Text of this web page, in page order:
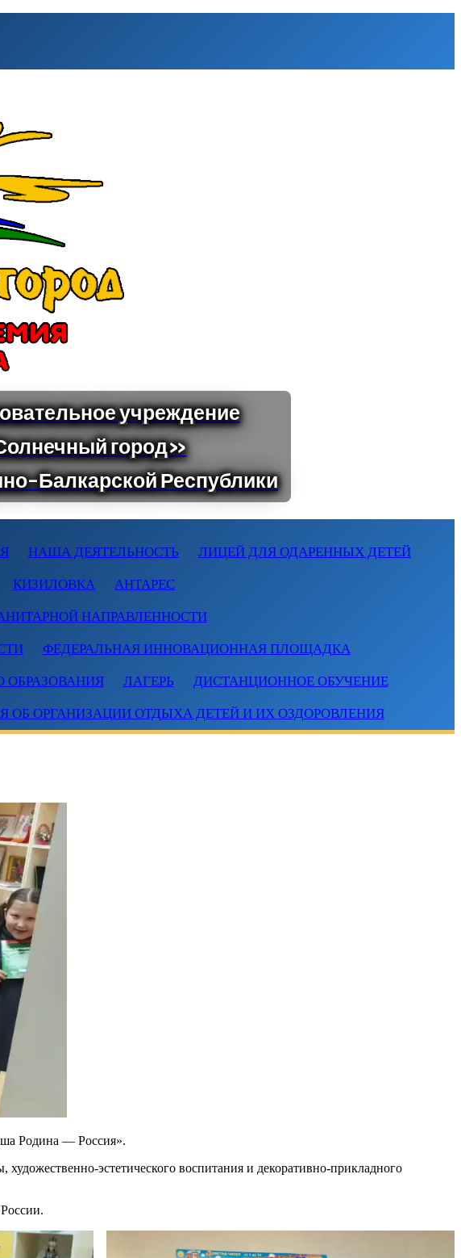
НАША ДЕЯТЕЛЬНОСТЬ ЛИЦЕЙ ДЛЯ ОДАРЕННЫХ ДЕТЕЙ
КИЗИЛОВКА АНТАРЕС
НАПРАВЛЕННОСТИ
ФЕДЕРАЛЬНАЯ ИННОВАЦИОННАЯ ПЛОЩАДКА
ОБРАЗОВАНИЯ ЛАГЕРЬ ДИСТАНЦИОННОЕ ОБУЧЕНИЕ
ОБ ОРГАНИЗАЦИИ ОТДЫХА ДЕТЕЙ И ИХ ОЗДОРОВЛЕНИЯ
Родина — Россия».
эстетического воспитания и декоративно-прикладного